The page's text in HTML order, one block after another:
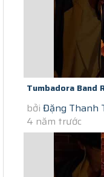
Tumbadora Band
Lockdown Ao Anh
bởi Đặng Thanh
4 năm trước